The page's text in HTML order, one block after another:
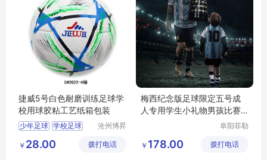
捷威5号白色耐磨训练足球学
校用球胶粘工艺纸箱包装
少年足球 学校足球
学校体育用品
沧州博昇
有限公司
￥ 28.00 拨打电话
梅西纪念版足球限定五号成
人专用学生小礼物男孩比赛
阜阳菲勒
公司
￥ 178.00 拨打电话